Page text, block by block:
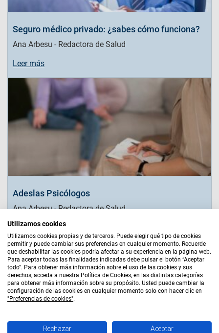
Seguro médico privado: ¿sabes cómo funciona?
Ana Arbesu - Redactora de Salud
Leer más
Adeslas Psicólogos
Ana Arbesu - Redactora de Salud
Leer más
AGENTE EXCLUSIVO
Aviso Legal | Bases Legales | Política de Cookies |
Política de Privacidad | Quiénes Somos | Mapa Web
Utilizamos cookies
Utilizamos cookies propias y de terceros. Puede elegir qué tipo de cookies
permitir y puede cambiar sus preferencias en cualquier momento. Recuerde
que deshabilitar las cookies podría afectar a su experiencia en la página web.
Para aceptar todas las finalidades indicadas debe pulsar el botón “Aceptar
todo”. Para obtener más información sobre el uso de las cookies y sus
derechos, acceda a nuestra Política de Cookies, en las distintas categorías
para obtener más información sobre su propósito. Usted puede cambiar la
configuración de las cookies en cualquier momento solo con hacer clic en
"Preferencias de cookies".
Rechazar Aceptar